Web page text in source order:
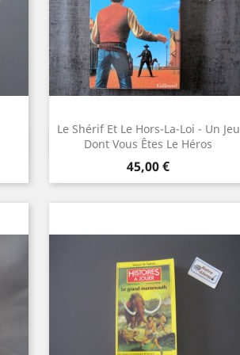
Le Shérif Et Le Hors-La-Loi - Un Jeu
Dont Vous Êtes Le Héros
Prix
45,00 €
Aperçu rapide